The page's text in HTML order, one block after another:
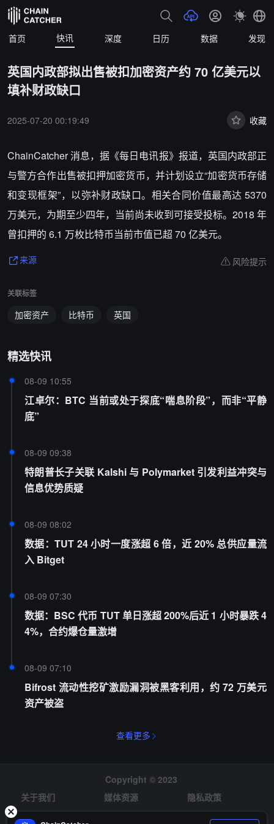
首页 快讯 深度 日历 数据 发现
英国内政部拟出售被扣加密资产约 70 亿美元以
填补财政缺口
2025-07-20 00:19:49 收藏
ChainCatcher 消息，据《每日电讯报》报道，英国内政部正
与警方合作出售被扣押加密货币，并计划设立“加密货币存储
和变现框架”，以弥补财政缺口。相关合同价值最高达 5370
万美元，为期至少四年，当前尚未收到可接受投标。2018 年
曾扣押的 6.1 万枚比特币当前市值已超 70 亿美元。
来源 风险提示
关联标签
加密资产 比特币 英国
精选快讯
08-09 10:55
江卓尔：BTC 当前或处于探底“喘息阶段”，而非“平静
底”
08-09 09:38
特朗普长子关联 Kalshi 与 Polymarket 引发利益冲突与
信息优势质疑
08-09 08:02
数据：TUT 24 小时一度涨超 6 倍，近 20% 总供应量流
入 Bitget
08-09 07:30
数据：BSC 代币 TUT 单日涨超 200%后近 1 小时暴跌 4
4%，合约爆仓量激增
08-09 07:10
Bifrost 流动性挖矿激励漏洞被黑客利用，约 72 万美元
资产被盗
查看更多
Copyright © 2023
关于我们
媒体资源
隐私政策
风险提示
招聘